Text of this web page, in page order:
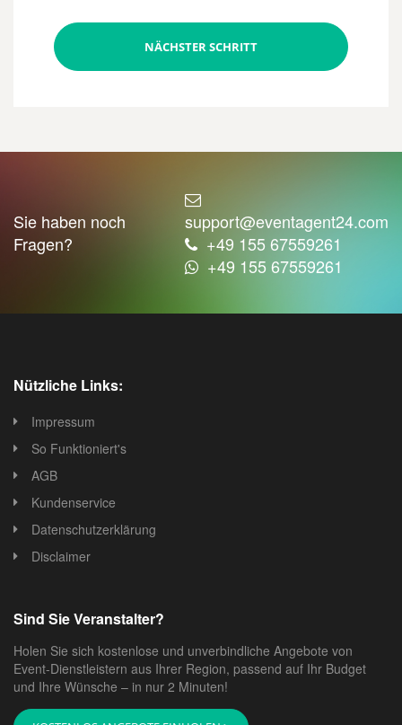
NÄCHSTER SCHRITT
Sie haben noch
Fragen?
support@eventagent24.com
+49 155 67559261
+49 155 67559261
Nützliche Links:
Impressum
So Funktioniert's
AGB
Kundenservice
Datenschutzerklärung
Disclaimer
Sind Sie Veranstalter?
Holen Sie sich kostenlose und unverbindliche Angebote von
Event-Dienstleistern aus Ihrer Region, passend auf Ihr Budget
und Ihre Wünsche – in nur 2 Minuten!